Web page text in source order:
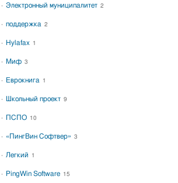
Электронный муниципалитет 2
поддержка 2
Hylafax 1
Миф 3
Еврокнига 1
Школьный проект 9
ПСПО 10
«ПингВин Софтвер» 3
Легкий 1
PingWin Software 15